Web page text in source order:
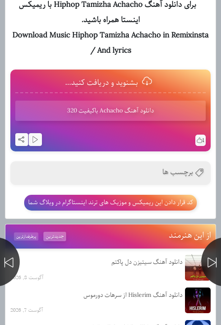
برای دانلود آهنگ Hiphop Tamizha Achacho با ریمیکس
اینستا همراه باشید.
Download Music Hiphop Tamizha Achacho in Remixinsta
/ And lyrics
بشنوید و دریافت کنید...
دانلود آهنگ Achacho باکیفیت 320
1
برچسب ها
کد قرار دادن این ریمیکس و موزیک های ترند اینستاگرام در وبلاگ شما
از این هنرمند پرطرفدارترین جدیدترین
دانلود آهنگ سیتیزن دل پاکتم
آگوست 8, 2026
دانلود آهنگ Hislerim از سرهات دورموس
آگوست 7, 2026